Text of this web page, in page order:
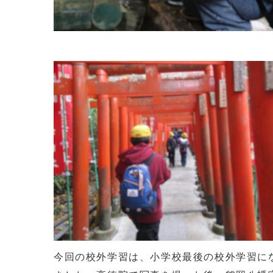
今回の校外学習は、小学校最後の校外学習に